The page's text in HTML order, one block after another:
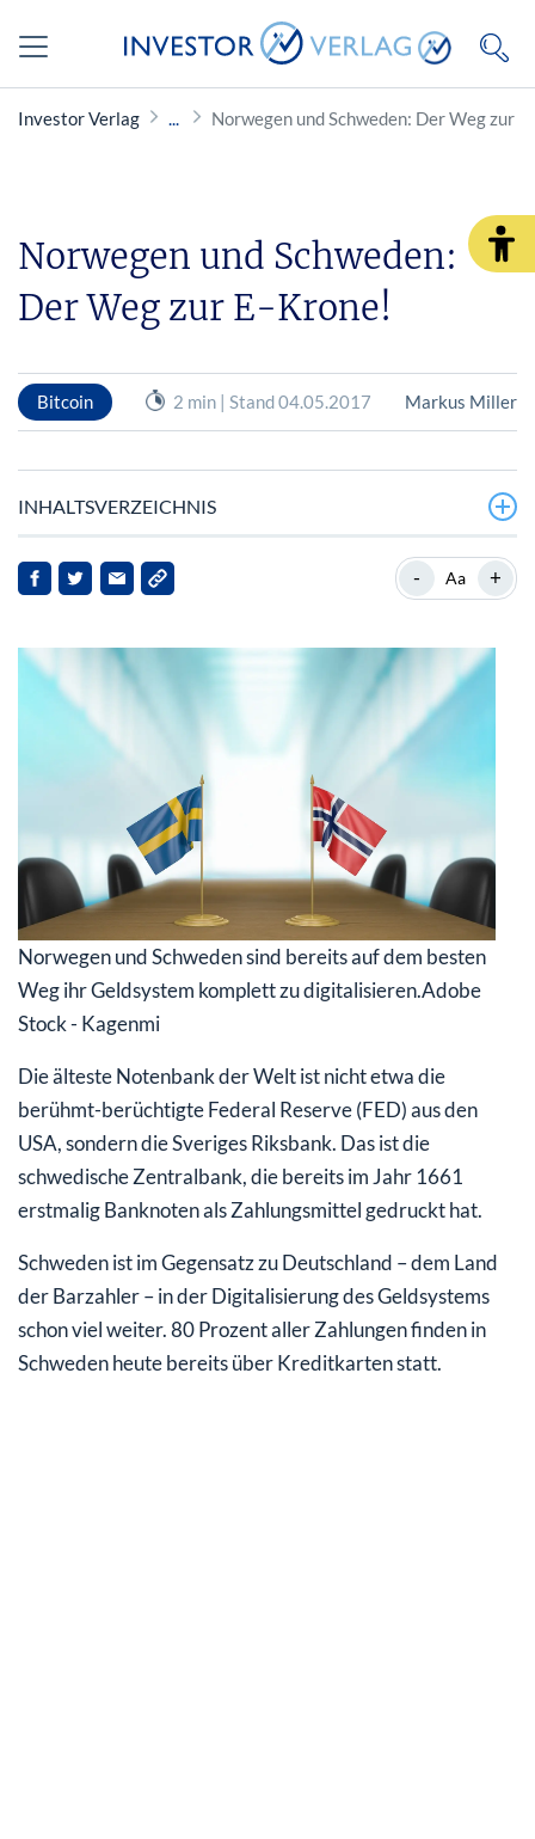
Investor Verlag Norwegen und Schweden: Der Weg zur
Norwegen und Schweden:
Der Weg zur E-Krone!
Bitcoin 2 min | Stand 04.05.2017 Markus Miller
INHALTSVERZEICHNIS
Der Bargeldumlauf in Skandinavien nimmt immer
stärker ab
nicht aus!
- Aa +
Norwegen und Schweden sind bereits auf dem besten
Weg ihr Geldsystem komplett zu digitalisieren.Adobe
Stock - Kagenmi
Die älteste Notenbank der Welt ist nicht etwa die
berühmt-berüchtigte Federal Reserve (FED) aus den
USA, sondern die Sveriges Riksbank. Das ist die
schwedische Zentralbank, die bereits im Jahr 1661
erstmalig Banknoten als Zahlungsmittel gedruckt hat.
Schweden ist im Gegensatz zu Deutschland – dem Land
der Barzahler – in der Digitalisierung des Geldsystems
schon viel weiter. 80 Prozent aller Zahlungen finden in
Schweden heute bereits über Kreditkarten statt.